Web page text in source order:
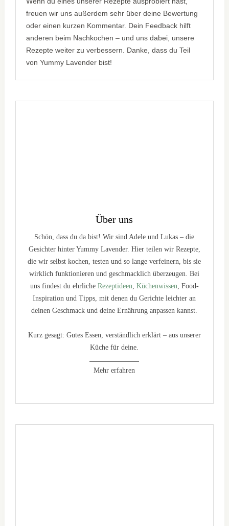
freuen wir uns außerdem sehr über deine Bewertung
oder einen kurzen Kommentar. Dein Feedback hilft
anderen beim Nachkochen – und uns dabei, unsere
Rezepte weiter zu verbessern. Danke, dass du Teil
von Yummy Lavender bist!
Über uns
Schön, dass du da bist! Wir sind Adele und Lukas – die
Gesichter hinter Yummy Lavender. Hier teilen wir Rezepte,
die wir selbst kochen, testen und so lange verfeinern, bis sie
wirklich funktionieren und geschmacklich überzeugen. Bei
uns findest du ehrliche Rezeptideen Küchenwissen , Food-
Inspiration und Tipps, mit denen du Gerichte leichter an
deinen Geschmack und deine Ernährung anpassen kannst.
Kurz gesagt: Gutes Essen, verständlich erklärt – aus unserer
Küche für deine.
Mehr erfahren